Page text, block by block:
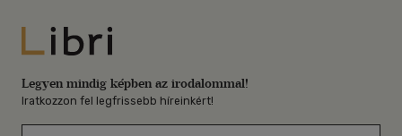
Libri
Legyen mindig képben az irodalommal!
Iratkozzon fel legfrissebb híreinkért!